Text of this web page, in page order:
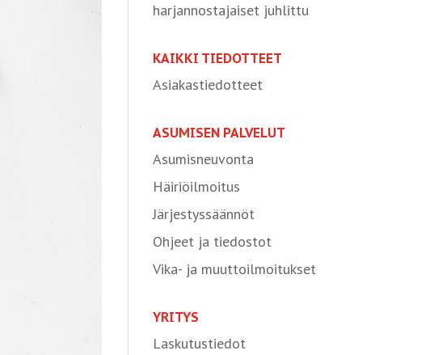
harjannostajaiset juhlittu
KAIKKI TIEDOTTEET
Asiakastiedotteet
ASUMISEN PALVELUT
Asumisneuvonta
Häiriöilmoitus
Järjestyssäännöt
Ohjeet ja tiedostot
Vika- ja muuttoilmoitukset
YRITYS
Laskutustiedot